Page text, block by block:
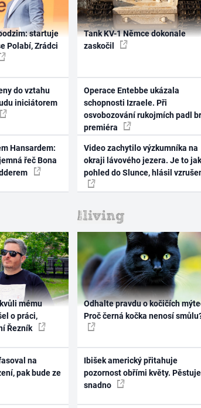
startuje
Polabí, Zrádci
do vztahu
iniciátorem
Hansardem:
řeč Bona
Tank KV-1 Němce dokonale
zaskočil
Operace Entebbe ukázala
schopnosti Izraele. Při
osvobozování rukojmích padl
premiéra
Video zachytilo výzkumníka na
okraji lávového jezera. Je to
pohled do Slunce, hlásil
mému
o práci,
Řezník
na
pak bude ze
Odhalte pravdu o kočičích
Proč černá kočka nenosí
Ibišek americký přitahuje
pozornost obřími květy.
snadno